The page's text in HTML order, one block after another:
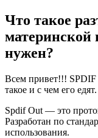
Что такое
материнской
нужен?
Всем привет!!! SPDIF
такое и с чем его едят.
Spdif Out — это
Разработан по
использования.